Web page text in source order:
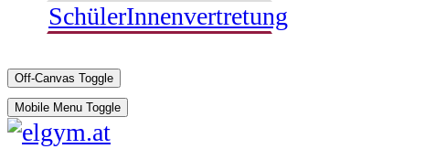
SchülerInnenvertretung
Off-Canvas Toggle
Mobile Menu Toggle